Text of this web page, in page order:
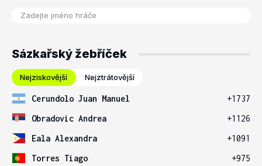
Sázkařský žebříček
Nejziskovější Nejztrátovější
Cerundolo Juan Manuel
+1737
Obradovic Andrea
+1126
Eala Alexandra
+1091
Torres Tiago
+975